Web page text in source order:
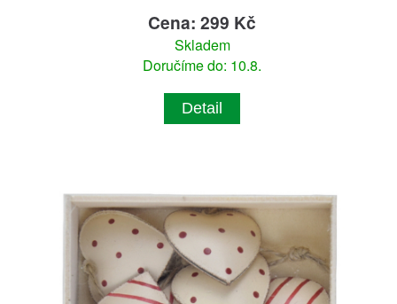
Cena: 299 Kč
Skladem
Doručíme do: 10.8.
Detail